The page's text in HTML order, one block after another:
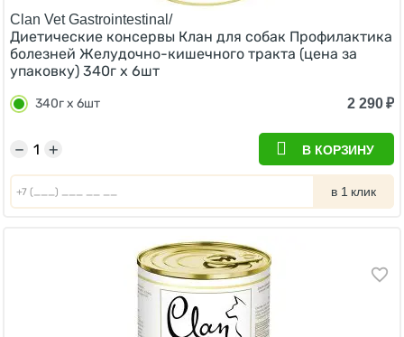
Clan Vet Gastrointestinal/
Диетические консервы Клан для собак Профилактика
болезней Желудочно-кишечного тракта (цена за
упаковку) 340г х 6шт
340г х 6шт 2 290₽
+
− В КОРЗИНУ
в 1 клик